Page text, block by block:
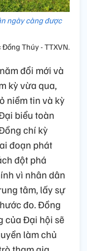
ngày càng được
Đồng Thúy - TTXVN.
đổi mới và
kỳ vừa qua,
niềm tin và kỳ
biểu toàn
chí kỳ
đoạn phát
đột phá
vì nhân dân
tâm, lấy sự
đo. Đồng
của Đại hội sẽ
làm chủ